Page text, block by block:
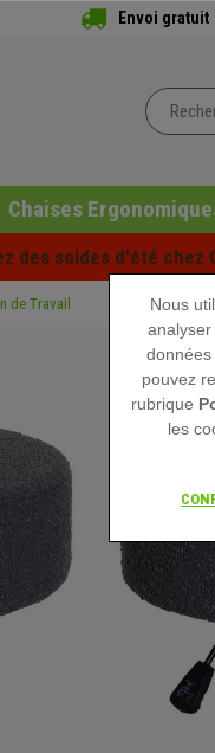
Envoi gratuit
Chaises
des soldes d'été chez
de Travail
Nous
pouvez
rubrique
les